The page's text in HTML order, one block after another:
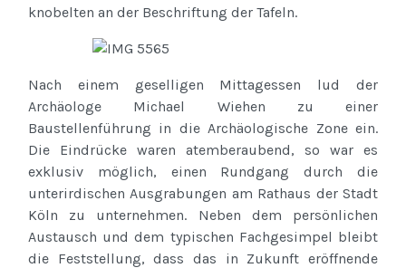
knobelten an der Beschriftung der Tafeln.
Nach einem geselligen Mittagessen lud der
Archäologe Michael Wiehen zu einer
Baustellenführung in die Archäologische Zone ein.
Die Eindrücke waren atemberaubend, so war es
exklusiv möglich, einen Rundgang durch die
unterirdischen Ausgrabungen am Rathaus der Stadt
Köln zu unternehmen. Neben dem persönlichen
Austausch und dem typischen Fachgesimpel bleibt
die Feststellung, dass das in Zukunft eröffnende